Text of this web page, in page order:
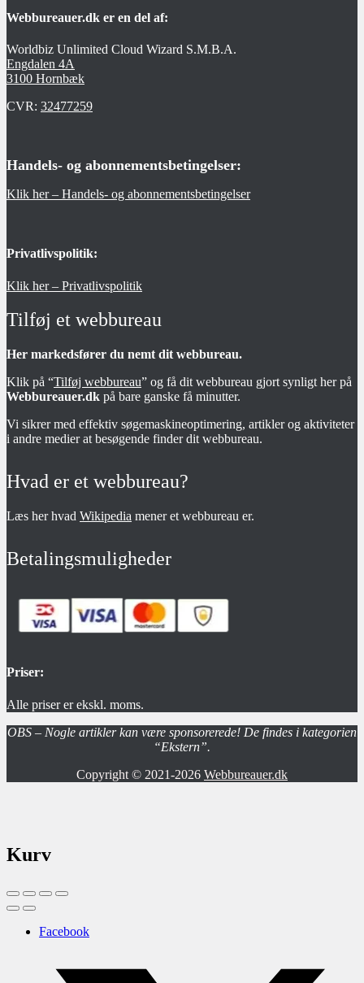
Webbureauer.dk er en del af:
Worldbiz Unlimited Cloud Wizard S.M.B.A.
Engdalen 4A
3100 Hornbæk
CVR: 32477259
Handels- og abonnementsbetingelser:
Klik her – Handels- og abonnementsbetingelser
Privatlivspolitik:
Klik her – Privatlivspolitik
Tilføj et webbureau
Her markedsfører du nemt dit webbureau.
Klik på “Tilføj webbureau” og få dit webbureau gjort synligt her på
Webbureauer.dk på bare ganske få minutter.
Vi sikrer med effektiv søgemaskineoptimering, artikler og aktiviteter
i andre medier at besøgende finder dit webbureau.
Hvad er et webbureau?
Læs her hvad Wikipedia mener et webbureau er.
Betalingsmuligheder
Priser:
Alle priser er ekskl. moms.
OBS – Nogle artikler kan være sponsorerede! De findes i kategorien
“Ekstern”.
Copyright © 2021-2026 Webbureauer.dk
Kurv
Facebook